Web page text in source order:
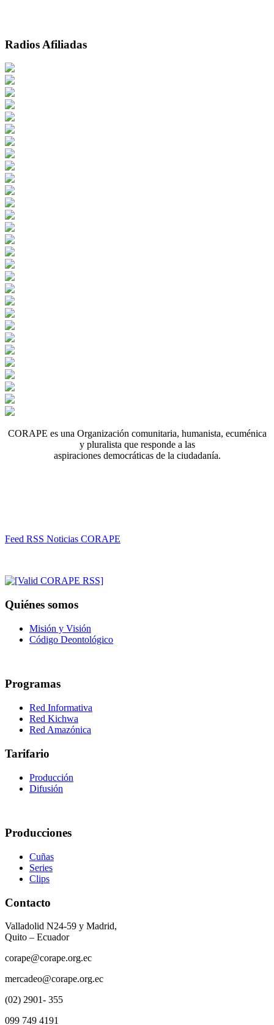
Radios Afiliadas
CORAPE es una Organización comunitaria, humanista, ecuménica
y pluralista que responde a las
aspiraciones democráticas de la ciudadanía.
Feed RSS Noticias CORAPE
Quiénes somos
Misión y Visión
Código Deontológico
Programas
Red Informativa
Red Kichwa
Red Amazónica
Tarifario
Producción
Difusión
Producciones
Cuñas
Series
Clips
Contacto
Valladolid N24-59 y Madrid,
Quito – Ecuador
corape@corape.org.ec
mercadeo@corape.org.ec
(02) 2901- 355
099 749 4191